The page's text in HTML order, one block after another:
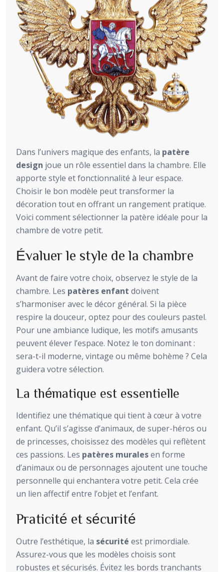
Dans l’univers magique des enfants, la patère
design joue un rôle essentiel dans la chambre. Elle
apporte style et fonctionnalité à leur espace.
Choisir le bon modèle peut transformer la
décoration tout en offrant un rangement pratique.
Voici comment sélectionner la patère idéale pour la
chambre de votre petit.
Évaluer le style de la chambre
Avant de faire votre choix, observez le style de la
chambre. Les patères enfant doivent
s’harmoniser avec le décor général. Si la pièce
respire la douceur, optez pour des couleurs pastel.
Pour une ambiance ludique, les motifs amusants
peuvent élever l’espace. Notez le ton dominant :
sera-t-il moderne, vintage ou même bohème ? Cela
guidera votre sélection.
La thématique est essentielle
Identifiez une thématique qui tient à cœur à votre
enfant. Qu’il s’agisse d’animaux, de super-héros ou
de princesses, choisissez des modèles qui reflètent
ces passions. Les patères muralesen forme
d’animaux ou de personnages ajoutent une touche
personnelle qui enchantera votre petit. Cela crée
un lien affectif entre l’objet et l’enfant.
Praticité et sécurité
Outre l’esthétique, la sécurité est primordiale.
Assurez-vous que les modèles choisis sont
robustes et sécurisés. Évitez les bords tranchants